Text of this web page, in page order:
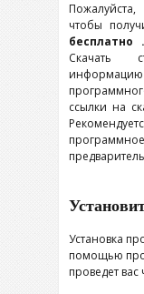
чтобы
бесплатно
Скачать
ссылки на
Установка
помощью
проведет вас